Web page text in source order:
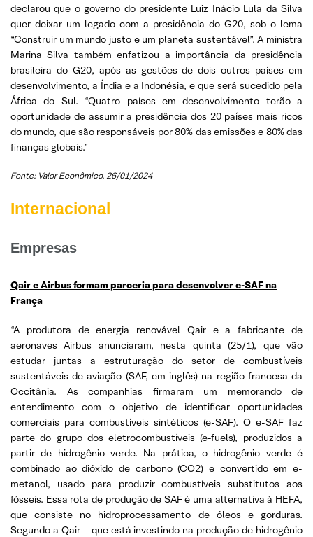
declarou que o governo do presidente Luiz Inácio Lula da Silva
quer deixar um legado com a presidência do G20, sob o lema
“Construir um mundo justo e um planeta sustentável”. A ministra
Marina Silva também enfatizou a importância da presidência
brasileira do G20, após as gestões de dois outros países em
desenvolvimento, a Índia e a Indonésia, e que será sucedido pela
África do Sul. “Quatro países em desenvolvimento terão a
oportunidade de assumir a presidência dos 20 países mais ricos
do mundo, que são responsáveis por 80% das emissões e 80% das
finanças globais.”
Fonte: Valor Econômico, 26/01/2024
Internacional
Empresas
Qair e Airbus formam parceria para desenvolver e-SAF na
França
“A produtora de energia renovável Qair e a fabricante de
aeronaves Airbus anunciaram, nesta quinta (25/1), que vão
estudar juntas a estruturação do setor de combustíveis
sustentáveis de aviação (SAF, em inglês) na região francesa da
Occitânia. As companhias firmaram um memorando de
entendimento com o objetivo de identificar oportunidades
comerciais para combustíveis sintéticos (e-SAF). O e-SAF faz
parte do grupo dos eletrocombustíveis (e-fuels), produzidos a
partir de hidrogênio verde. Na prática, o hidrogênio verde é
combinado ao dióxido de carbono (CO2) e convertido em e-
metanol, usado para produzir combustíveis substitutos aos
fósseis. Essa rota de produção de SAF é uma alternativa à HEFA,
que consiste no hidroprocessamento de óleos e gorduras.
Segundo a Qair – que está investindo na produção de hidrogênio